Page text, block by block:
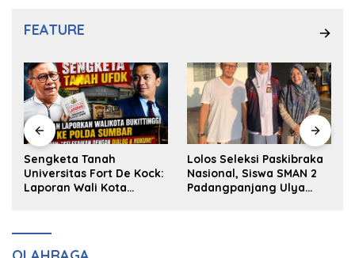
FEATURE
Sengketa Tanah
Universitas Fort De Kock:
Laporan Wali Kota
Lolos Seleksi Paskibraka
Nasional, Siswa SMAN 2
Padangpanjang Ulya